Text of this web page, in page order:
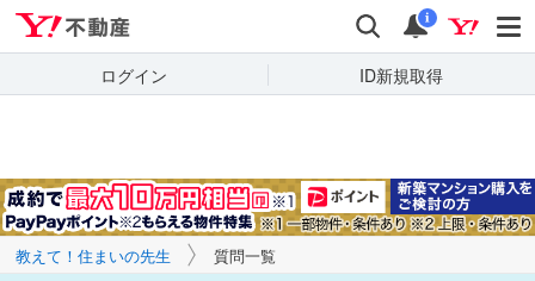
検索 通知
i
ログイン ID新規取得
キーワードで
質問を探す
教えて！住まいの先生 質問一覧